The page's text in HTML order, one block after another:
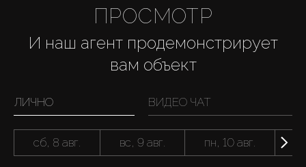
ПРОСМОТР
И наш агент продемонстрирует
вам объект
ЛИЧНО ВИДЕО ЧАТ
сб, 8 авг. вс, 9 авг. пн, 10 авг.